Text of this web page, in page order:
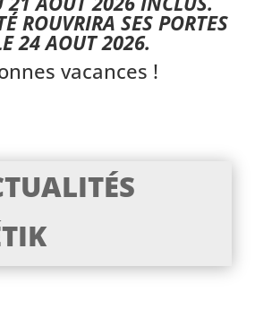
ROUVRIRA SES PORTES
24 AOUT 2026.
vacances !